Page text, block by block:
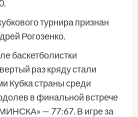
турнира признан
Рогозенко.
баскетболистки
раз кряду стали
Кубка страны среди
в финальной встрече
— 77:67. В игре за